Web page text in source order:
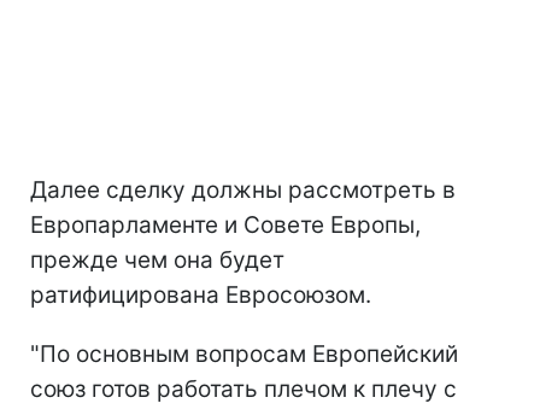
Далее сделку должны рассмотреть в
Европарламенте и Совете Европы,
прежде чем она будет
ратифицирована Евросоюзом.
"По основным вопросам Европейский
союз готов работать плечом к плечу с